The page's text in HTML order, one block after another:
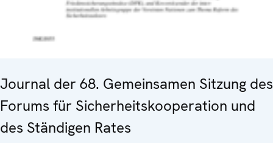
Journal der 68. Gemeinsamen Sitzung des
Forums für Sicherheitskooperation und
des Ständigen Rates